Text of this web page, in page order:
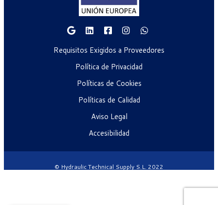
Requisitos Exigidos a Proveedores
Política de Privacidad
Políticas de Cookies
Políticas de Calidad
Aviso Legal
Accesibilidad
© Hydraulic Technical Supply S.L. 2022